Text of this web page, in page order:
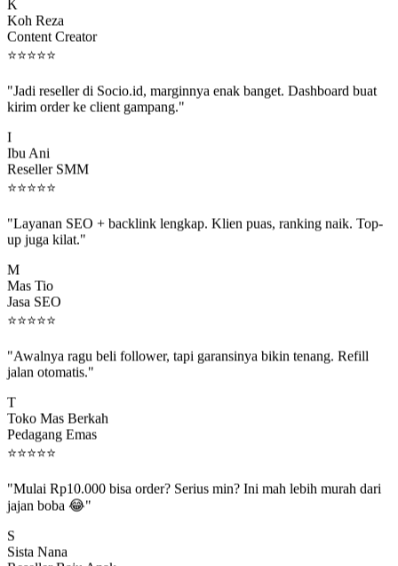
Koh Reza
Content Creator
⭐⭐⭐⭐⭐
kirim order ke client gampang."
Ibu Ani
Reseller SMM
⭐⭐⭐⭐⭐
up juga kilat."
Mas Tio
Jasa SEO
⭐⭐⭐⭐⭐
jalan otomatis."
Toko Mas Berkah
Pedagang Emas
⭐⭐⭐⭐⭐
jajan boba 😂"
Sista Nana
Reseller Baju Anak